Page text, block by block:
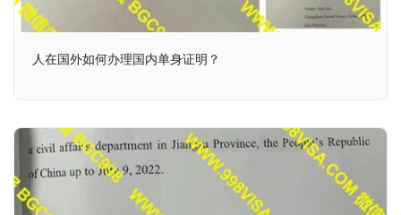
人在国外如何办理国内单身证明？